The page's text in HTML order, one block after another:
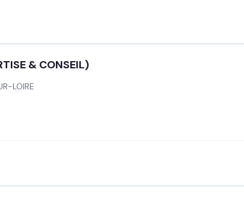
& CONSEIL)
LOIRE